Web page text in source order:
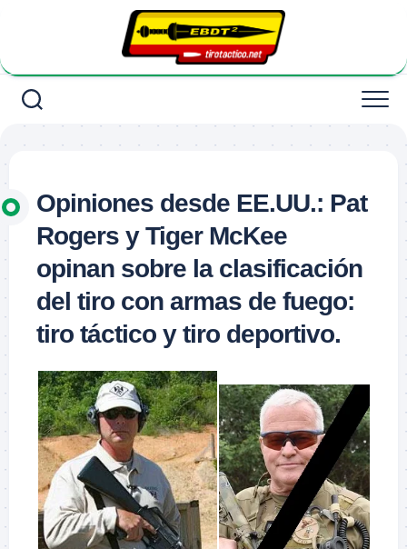
Opiniones desde EE.UU.: Pat
Rogers y Tiger McKee
opinan sobre la clasificación
del tiro con armas de fuego:
tiro táctico y tiro deportivo.